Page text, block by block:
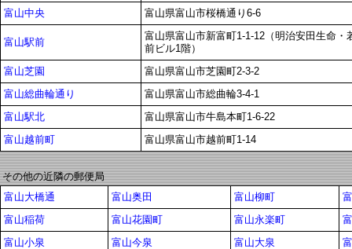
富山中央 富山県富山市桜橋通り6-6
富山駅前
富山県富山市新富町1-1-12（明治安田生命・
前ビル1階）
富山芝園
富山県富山市芝園町2-3-2
富山総曲輪通り
富山県富山市総曲輪3-4-1
富山駅北
富山県富山市牛島本町1-6-22
富山越前町
富山県富山市越前町1-14
その他の近隣の郵便局
富山大橋通
富山奥田 富山柳町
富山稲荷
富山花園町 富山永楽町
富山小泉
富山今泉 富山大泉